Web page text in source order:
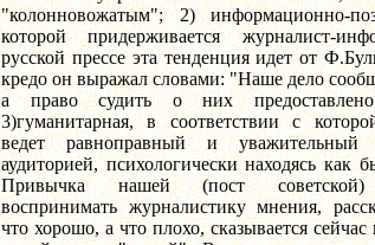
"колонновожатым"; 2) информационно-
которой придерживается журналист-
русской прессе эта тенденция идет от
кредо он выражал словами: "Наше дело
а право судить о них
3)гуманитарная, в соответствии с
ведет равноправный и уважительный
аудиторией, психологически находясь как
Привычка нашей (пост советской)
воспринимать журналистику мнения,
что хорошо, а что плохо, сказывается